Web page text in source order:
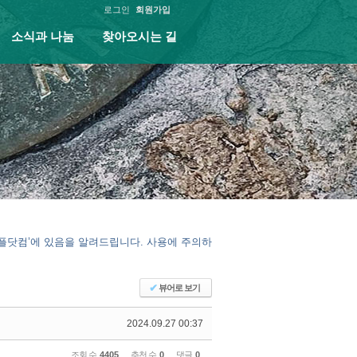
로그인 회원가입
소식과 나눔 찾아오시는 길
닷컴’에 있음을 알려드립니다. 사용에 주의하
✔뷰어로 보기
2024.09.27 00:37
조회 수 4405 추천 수 0 댓글 0